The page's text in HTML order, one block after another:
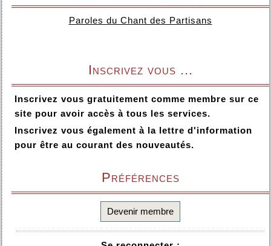
Paroles du Chant des Partisans
Inscrivez vous ...
Inscrivez vous gratuitement comme membre sur ce
site pour avoir accès à tous les services.
Inscrivez vous également à la lettre d'information
pour être au courant des nouveautés.
Préférences
Devenir membre